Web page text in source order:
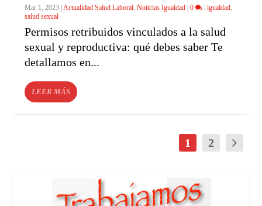
Mar 1, 2023 |Actualidad Salud Laboral,Noticias Igualdad |0 |igualdad,
salud sexual
Permisos retribuidos vinculados a la salud
sexual y reproductiva: qué debes saber Te
detallamos en...
LEER MÁS
1 2